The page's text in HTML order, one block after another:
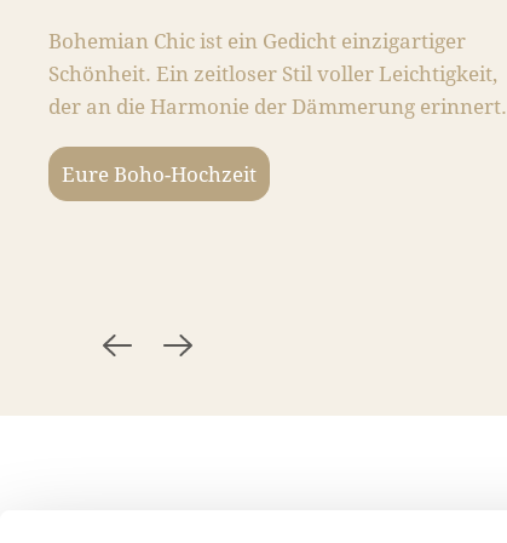
Bohemian Chic ist ein Gedicht einzigartiger
Schönheit. Ein zeitloser Stil voller Leichtigkeit,
der an die Harmonie der Dämmerung erinnert.
Eure Boho-Hochzeit